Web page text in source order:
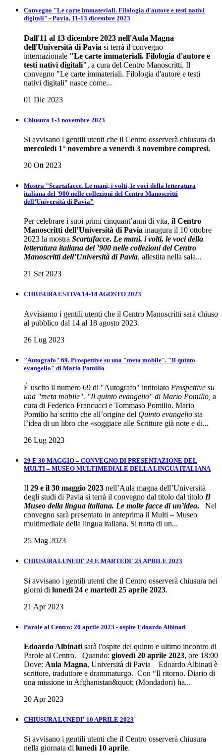
Convegno "Le carte immateriali. Filologia d'autore e testi nativi
digitali" - Pavia, 11-13 dicembre 2023
Dall'11 al 13 dicembre 2023 nell'Aula Magna
dell'Università di Pavia si terrà il convegno
internazionale "Le carte immateriali. Filologia d'autore e
testi nativi digitali", a cura del Centro Manoscritti. Il
convegno "Le carte immateriali. Filologia d'autore e testi
nativi digitali" nasce come...
01 Dic 2023
Chiusura 1-3 novembre 2023
Si avvisano i gentili utenti che il Centro osserverà chiusura da
mercoledì 1° novembre a venerdì 3 novembre compresi.
30 Ott 2023
Mostra "Scartafacce. Le mani, i volti, le voci della letteratura
italiana del ’900 nelle collezioni del Centro Manoscritti
dell’Università di Pavia"
Per celebrare i suoi primi cinquant’anni di vita, il Centro
Manoscritti dell’Università di Pavia inaugura il 10 ottobre
2023 la mostra Scartafacce. Le mani, i volti, le voci della
letteratura italiana del ’900 nelle collezioni del Centro
Manoscritti dell’Università di Pavia, allestita nella sala...
21 Set 2023
CHIUSURA ESTIVA 14-18 AGOSTO 2023
Avvisiamo i gentili utenti che il Centro Manoscritti sarà chiuso
al pubblico dal 14 al 18 agosto 2023.
26 Lug 2023
"Autografo" 69. Prospettive su una "meta mobile". "Il quinto
evangelio" di Mario Pomilio
È uscito il numero 69 di "Autografo" intitolato Prospettive su
una "meta mobile". "Il quinto evangelio" di Mario Pomilio, a
cura di Federico Francucci e Tommaso Pomilio. Mario
Pomilio ha scritto che all’origine del Quinto evangelio sta
l’idea di un libro che «soggiace alle Scritture già note e di...
26 Lug 2023
29 E 30 MAGGIO – CONVEGNO DI PRESENTAZIONE DEL
MULTI – MUSEO MULTIMEDIALE DELLA LINGUA ITALIANA
Il 29 e il 30 maggio 2023 nell’Aula magna dell’Università
degli studi di Pavia si terrà il convegno dal titolo dal titolo Il
Museo della lingua italiana. Le molte facce di un’idea. Nel
convegno sarà presentato in anteprima il Multi – Museo
multimediale della lingua italiana. Si tratta di un...
25 Mag 2023
CHIUSURA LUNEDI' 24 E MARTEDI' 25 APRILE 2023
Si avvisano i gentili utenti che il Centro osserverà chiusura nei
giorni di lunedì 24 e martedì 25 aprile 2023.
21 Apr 2023
Parole al Centro: 20 aprile 2023 - ospite Edoardo Albinati
Edoardo Albinati sarà l'ospite del quinto e ultimo incontro di
Parole al Centro. Quando: giovedì 20 aprile 2023, ore 18:00
Dove: Aula Magna, Università di Pavia Edoardo Albinati è
scrittore, traduttore e drammaturgo. Con “Il ritorno. Diario di
una missione in Afghanistan&quot; (Mondadori) ha...
20 Apr 2023
CHIUSURA LUNEDI' 10 APRILE 2023
Si avvisano i gentili utenti che il Centro osserverà chiusura
nella giornata di lunedì 10 aprile.